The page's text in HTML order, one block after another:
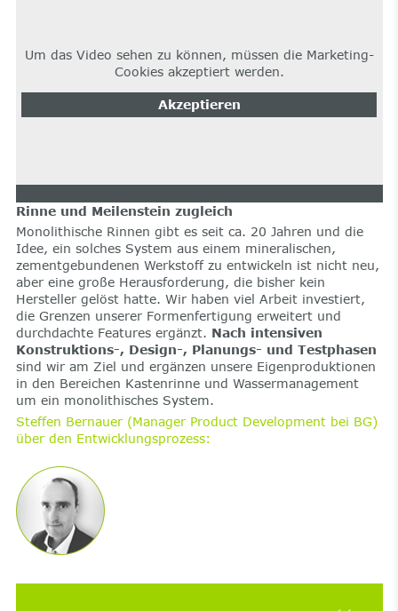
Um das Video sehen zu können, müssen die Marketing-
Cookies akzeptiert werden.
Akzeptieren
Rinne und Meilenstein zugleich
Monolithische Rinnen gibt es seit ca. 20 Jahren und die
Idee, ein solches System aus einem mineralischen,
zementgebundenen Werkstoff zu entwickeln ist nicht neu,
aber eine große Herausforderung, die bisher kein
Hersteller gelöst hatte. Wir haben viel Arbeit investiert,
die Grenzen unserer Formenfertigung erweitert und
durchdachte Features ergänzt. Nach intensiven
Konstruktions-, Design-, Planungs- und Testphasen
sind wir am Ziel und ergänzen unsere Eigenproduktionen
in den Bereichen Kastenrinne und Wassermanagement
um ein monolithisches System.
Steffen Bernauer (Manager Product Development bei BG)
über den Entwicklungsprozess: